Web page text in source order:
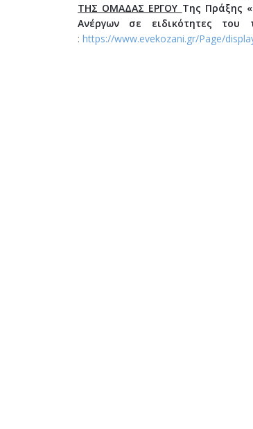
ΤΗΣ ΟΜΑΔΑΣ ΕΡΓΟΥ Της Πράξης
Ανέργων σε ειδικότητες
: https://www.evekozani.gr/Page/